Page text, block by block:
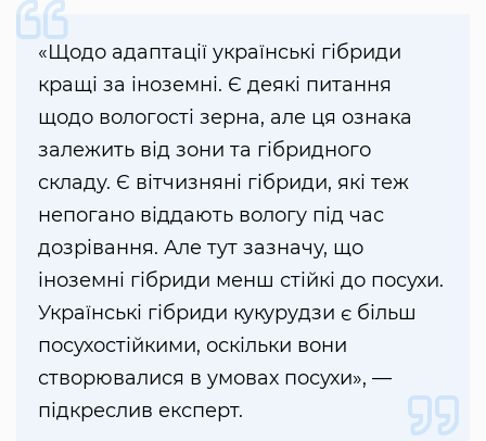
«Щодо адаптації українські гібриди
кращі за іноземні. Є деякі питання
щодо вологості зерна, але ця ознака
залежить від зони та гібридного
складу. Є вітчизняні гібриди, які теж
непогано віддають вологу під час
дозрівання. Але тут зазначу, що
іноземні гібриди менш стійкі до посухи.
Українські гібриди кукурудзи є більш
посухостійкими, оскільки вони
створювалися в умовах посухи», —
підкреслив експерт.